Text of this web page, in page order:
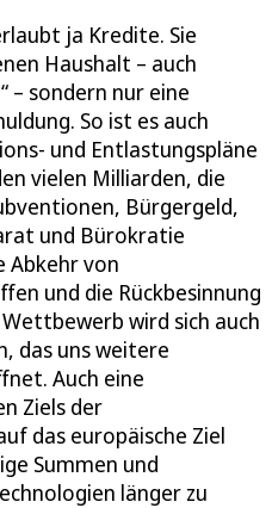
ja Kredite. Sie
Haushalt – auch
– sondern nur eine
So ist es auch
und Entlastungspläne
vielen Milliarden, die
Bürgergeld,
und Bürokratie
Abkehr von
und die Rückbesinnung
wird sich auch
das uns weitere
Auch eine
Ziels der
das europäische Ziel
Summen und
länger zu